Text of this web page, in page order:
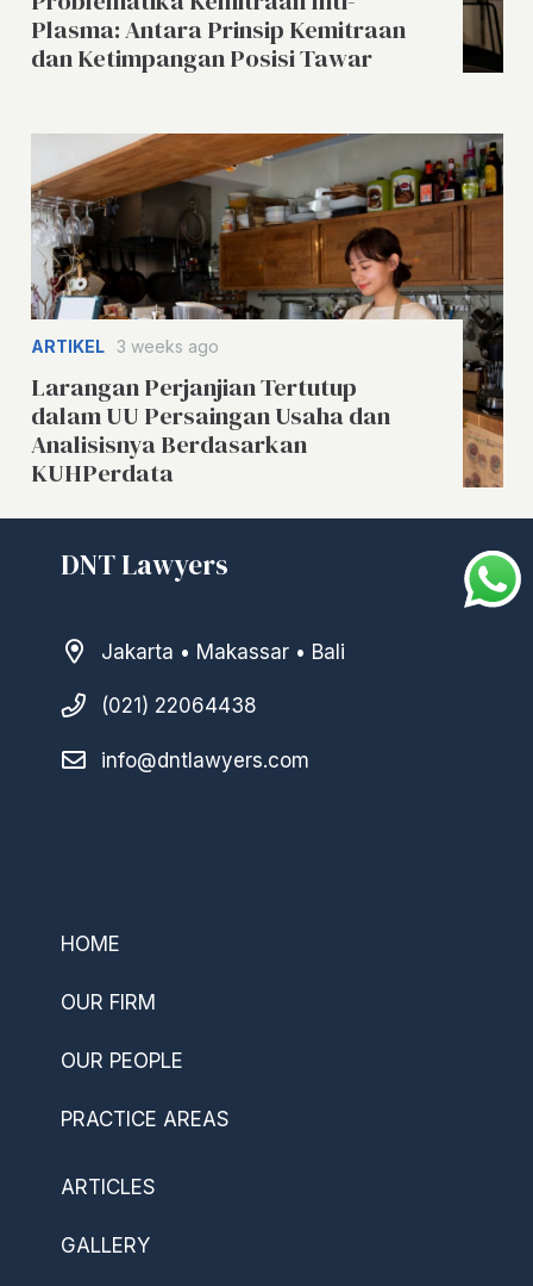
Plasma: Antara Prinsip Kemitraan
dan Ketimpangan Posisi Tawar
ARTIKEL 3 weeks ago
Larangan Perjanjian Tertutup
dalam UU Persaingan Usaha dan
Analisisnya Berdasarkan
KUHPerdata
DNT Lawyers
Jakarta • Makassar • Bali
(021) 22064438
info@dntlawyers.com
HOME
OUR FIRM
OUR PEOPLE
PRACTICE AREAS
ARTICLES
GALLERY